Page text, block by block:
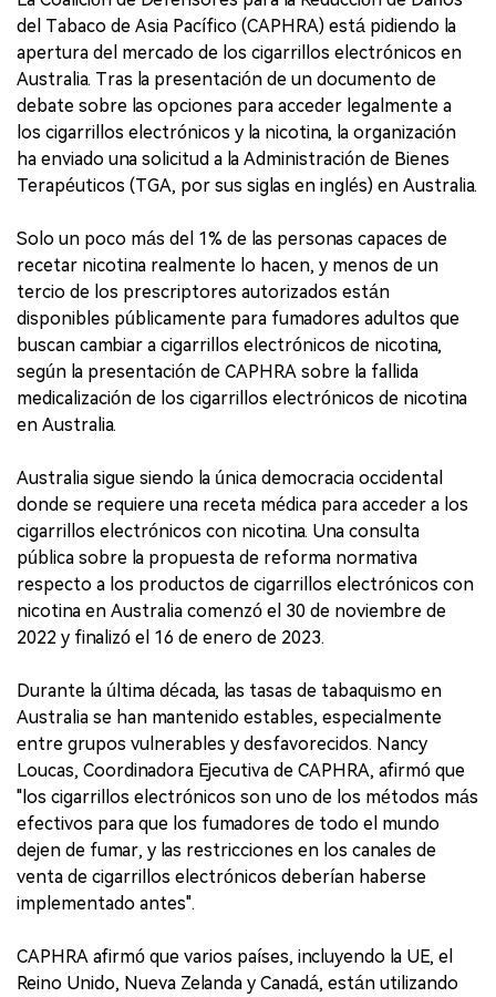
del Tabaco de Asia Pacífico (CAPHRA) está pidiendo la
apertura del mercado de los cigarrillos electrónicos en
Australia. Tras la presentación de un documento de
debate sobre las opciones para acceder legalmente a
los cigarrillos electrónicos y la nicotina, la organización
ha enviado una solicitud a la Administración de Bienes
Terapéuticos (TGA, por sus siglas en inglés) en Australia.
Solo un poco más del 1% de las personas capaces de
recetar nicotina realmente lo hacen, y menos de un
tercio de los prescriptores autorizados están
disponibles públicamente para fumadores adultos que
buscan cambiar a cigarrillos electrónicos de nicotina,
según la presentación de CAPHRA sobre la fallida
medicalización de los cigarrillos electrónicos de nicotina
en Australia.
Australia sigue siendo la única democracia occidental
donde se requiere una receta médica para acceder a los
cigarrillos electrónicos con nicotina. Una consulta
pública sobre la propuesta de reforma normativa
respecto a los productos de cigarrillos electrónicos con
nicotina en Australia comenzó el 30 de noviembre de
2022 y finalizó el 16 de enero de 2023.
Durante la última década, las tasas de tabaquismo en
Australia se han mantenido estables, especialmente
entre grupos vulnerables y desfavorecidos. Nancy
Loucas, Coordinadora Ejecutiva de CAPHRA, afirmó que
"los cigarrillos electrónicos son uno de los métodos más
efectivos para que los fumadores de todo el mundo
dejen de fumar, y las restricciones en los canales de
venta de cigarrillos electrónicos deberían haberse
implementado antes".
CAPHRA afirmó que varios países, incluyendo la UE, el
Reino Unido, Nueva Zelanda y Canadá, están utilizando